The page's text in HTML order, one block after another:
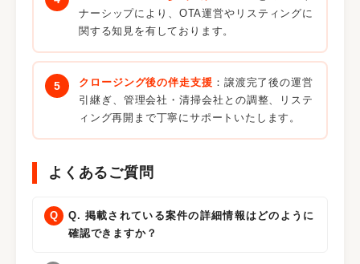
ナーシップにより、OTA運営やリスティングに
関する知見を有しております。
クロージング後の伴走支援 ：譲渡完了後の運営
引継ぎ、管理会社・清掃会社との調整、リステ
ィング再開まで丁寧にサポートいたします。
よくあるご質問
Q. 掲載されている案件の詳細情報はどのように
確認できますか？